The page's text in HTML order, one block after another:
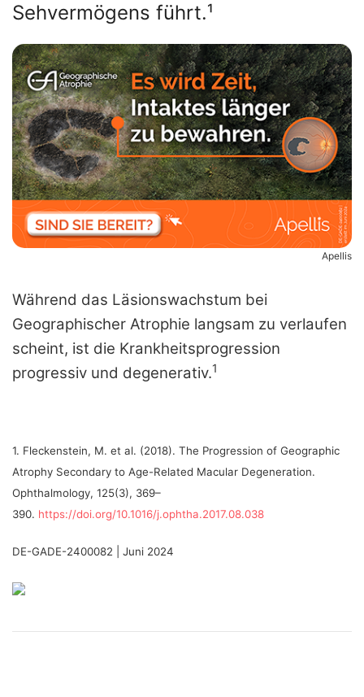
Sehvermögens führt.¹
Apellis
Während das Läsionswachstum bei
Geographischer Atrophie langsam zu verlaufen
scheint, ist die Krankheitsprogression
progressiv und degenerativ.1
1. Fleckenstein, M. et al. (2018). The Progression of Geographic
Atrophy Secondary to Age-Related Macular Degeneration.
Ophthalmology, 125(3), 369–
390. https://doi.org/10.1016/j.ophtha.2017.08.038
DE-GADE-2400082 | Juni 2024